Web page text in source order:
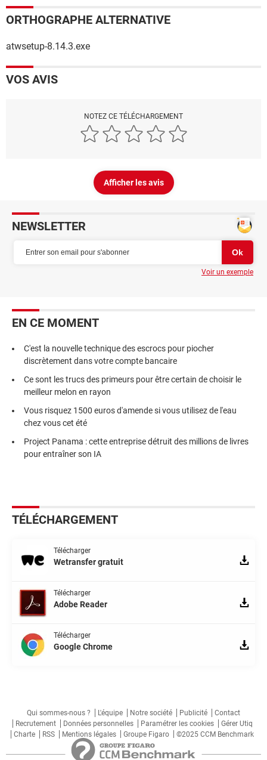
ORTHOGRAPHE ALTERNATIVE
atwsetup-8.14.3.exe
VOS AVIS
NOTEZ CE TÉLÉCHARGEMENT
Afficher les avis
NEWSLETTER
Voir un exemple
EN CE MOMENT
C'est la nouvelle technique des escrocs pour piocher
discrètement dans votre compte bancaire
Ce sont les trucs des primeurs pour être certain de choisir le
meilleur melon en rayon
Vous risquez 1500 euros d'amende si vous utilisez de l'eau
chez vous cet été
Project Panama : cette entreprise détruit des millions de livres
pour entraîner son IA
TÉLÉCHARGEMENT
Télécharger
Wetransfer gratuit
Télécharger
Adobe Reader
Télécharger
Google Chrome
Qui sommes-nous ? L'équipe Notre société Publicité
Contact
Recrutement
Données personnelles Paramétrer les cookies
Gérer Utiq
Charte
RSS Mentions légales Groupe Figaro ©2025 CCM Benchmark